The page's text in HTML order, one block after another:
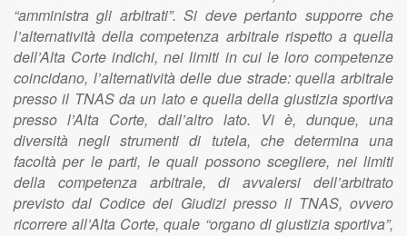
“amministra gli arbitrati”. Si deve pertanto supporre che
l’alternatività della competenza arbitrale rispetto a quella
dell’Alta Corte indichi, nei limiti in cui le loro competenze
coincidano, l’alternatività delle due strade: quella arbitrale
presso il TNAS da un lato e quella della giustizia sportiva
presso l’Alta Corte, dall’altro lato. Vi è, dunque, una
diversità negli strumenti di tutela, che determina una
facoltà per le parti, le quali possono scegliere, nei limiti
della competenza arbitrale, di avvalersi dell’arbitrato
previsto dal Codice dei Giudizi presso il TNAS, ovvero
ricorrere all’Alta Corte, quale “organo di giustizia sportiva”,